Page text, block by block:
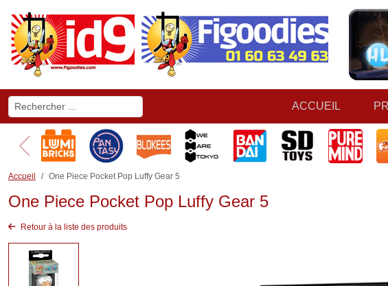
ACCUEIL
Accueil One Piece Pocket Pop Luffy Gear 5
One Piece Pocket Pop Luffy Gear 5
Retour à la liste des produits